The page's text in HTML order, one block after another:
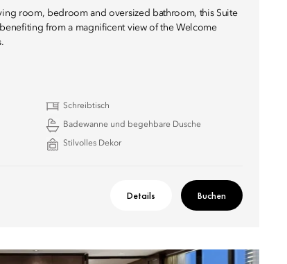
room, bedroom and oversized bathroom, this Suite
from a magnificent view of the Welcome
Schreibtisch
Badewanne und begehbare Dusche
Stilvolles Dekor
Details Buchen